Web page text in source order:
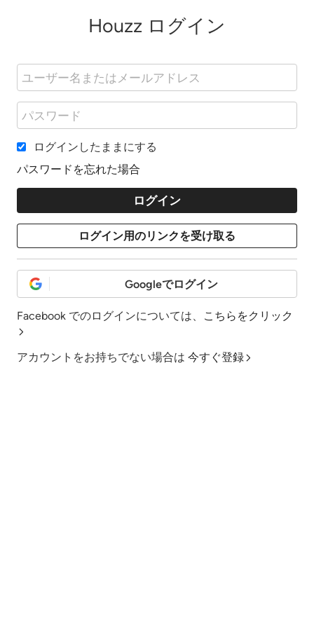
Houzz ログイン
ログインしたままにする
パスワードを忘れた場合
Googleでログイン
Facebook でのログインについては、 こちらをクリック
アカウントをお持ちでない場合は 今すぐ登録